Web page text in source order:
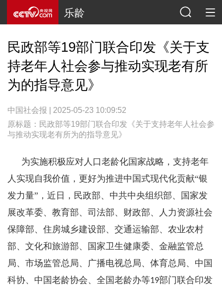
乐龄
民政部等19部门联合印发《关于支
持老年人社会参与推动实现老有所
为的指导意见》
中国社会报 | 2025-05-23 10:09:52
原标题：民政部等19部门联合印发《关于支持老年人社会参
与推动实现老有所为的指导意见》
为实施积极应对人口老龄化国家战略，支持老年
人实现自我价值，更好为推进中国式现代化贡献“银
发力量”，近日，民政部、中共中央组织部、国家发
展改革委、教育部、司法部、财政部、人力资源社会
保障部、住房城乡建设部、交通运输部、农业农村
部、文化和旅游部、国家卫生健康委、金融监管总
局、市场监管总局、广播电视总局、体育总局、中国
科协、中国老龄协会、全国老龄办等19部门联合印发